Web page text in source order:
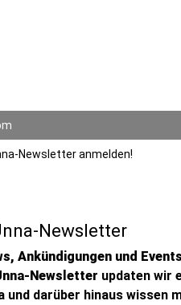
Newsletter anmelden!
Newsletter
Ankündigungen und Events
Newsletter updaten wir
und darüber hinaus wissen